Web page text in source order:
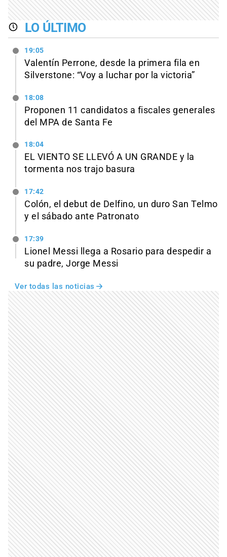
LO ÚLTIMO
19:05
Valentín Perrone, desde la primera fila en
Silverstone: “Voy a luchar por la victoria”
18:08
Proponen 11 candidatos a fiscales generales
del MPA de Santa Fe
18:04
EL VIENTO SE LLEVÓ A UN GRANDE y la
tormenta nos trajo basura
17:42
Colón, el debut de Delfino, un duro San Telmo
y el sábado ante Patronato
17:39
Lionel Messi llega a Rosario para despedir a
su padre, Jorge Messi
Ver todas las noticias